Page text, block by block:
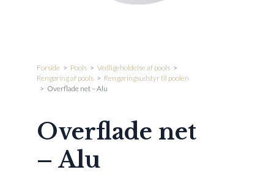
Forside > Pools > Vedligeholdelse af pools >
Rengøring af pools > Rengøringsudstyr til poolen
> Overflade net – Alu
Overflade net
– Alu